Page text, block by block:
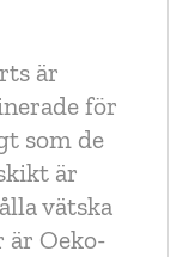
är
för
som de
är
vätska
är Oeko-